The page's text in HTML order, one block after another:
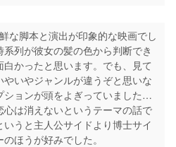
な脚本と演出が印象的な映画でし
列が彼女の髪の色から判断でき
白かったと思います。でも、見て
やいやジャンルが違うぞと思いな
ションが頭をよぎっていました…
心は消えないというテーマの話で
うと主人公サイドより博士サイ
ほうが好みでした。